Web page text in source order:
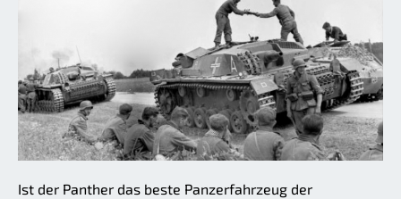
Ist der Panther das beste Panzerfahrzeug der